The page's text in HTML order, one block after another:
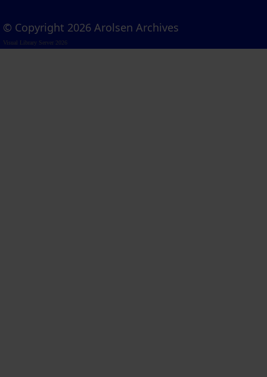
© Copyright 2026 Arolsen Archives
Visual Library Server 2026